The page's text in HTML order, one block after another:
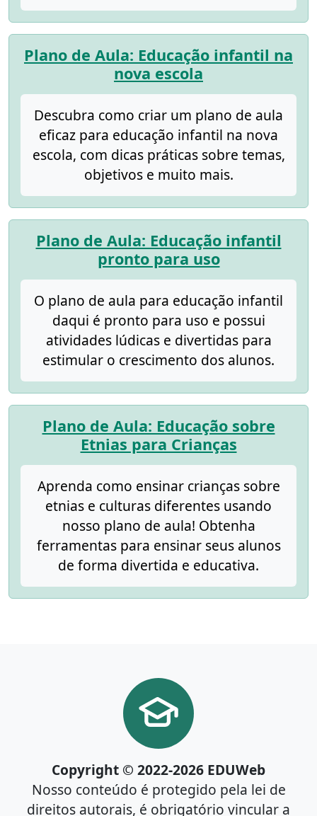
Plano de Aula: Educação infantil na
nova escola
Descubra como criar um plano de aula
eficaz para educação infantil na nova
escola, com dicas práticas sobre temas,
objetivos e muito mais.
Plano de Aula: Educação infantil
pronto para uso
O plano de aula para educação infantil
daqui é pronto para uso e possui
atividades lúdicas e divertidas para
estimular o crescimento dos alunos.
Plano de Aula: Educação sobre
Etnias para Crianças
Aprenda como ensinar crianças sobre
etnias e culturas diferentes usando
nosso plano de aula! Obtenha
ferramentas para ensinar seus alunos
de forma divertida e educativa.
Copyright © 2022-2026 EDUWeb
Nosso conteúdo é protegido pela lei de
direitos autorais, é obrigatório vincular a